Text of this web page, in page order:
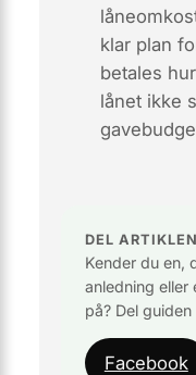
klar plan
betales
lånet ikke
DEL ARTIKLEN
Kender du en,
anledning eller
på? Del guiden
Facebook